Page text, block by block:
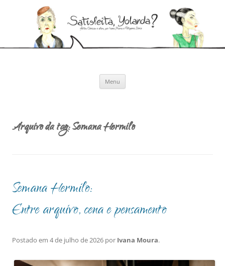
Menu
Arquivo da tag:Semana Hermilo
Semana Hermilo:
Entre arquivo, cena e pensamento
Postado em 4 de julho de 2026 por Ivana Moura.